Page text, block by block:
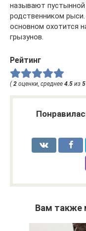
называют
родственником
основном охотится
грызунов.
Рейтинг
(2 оценки, среднее 4.5 из 5
Вам также